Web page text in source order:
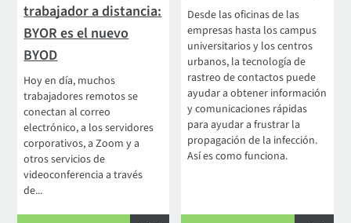
trabajador a distancia:
BYOR es el nuevo
BYOD
Hoy en día, muchos
trabajadores remotos se
conectan al correo
electrónico, a los servidores
corporativos, a Zoom y a
otros servicios de
videoconferencia a través
de...
Desde las oficinas de las
empresas hasta los campus
universitarios y los centros
urbanos, la tecnología de
rastreo de contactos puede
ayudar a obtener información
y comunicaciones rápidas
para ayudar a frustrar la
propagación de la infección.
Así es como funciona.